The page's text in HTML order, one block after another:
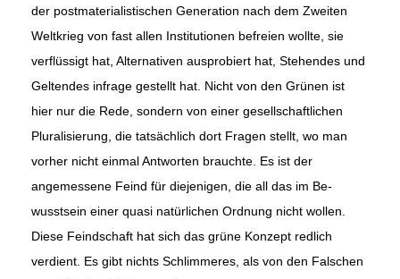
der postmaterialistischen Generation nach dem Zweiten
Weltkrieg von fast allen Institutionen be­freien wollte, sie
verflüssigt hat, Alternativen ausprobiert hat, Stehendes und
Geltendes infrage gestellt hat. Nicht von den Grünen ist
hier nur die Rede, sondern von einer gesellschaftlichen
Pluralisierung, die tatsächlich dort Fragen stellt, wo man
vorher nicht einmal Antworten brauchte. Es ist der
angemessene Feind für diejenigen, die all das im Be­
wusstsein einer quasi natürlichen Ordnung nicht wollen.
Diese Feind­schaft hat sich das grüne Konzept redlich
verdient. Es gibt nichts Schlim­meres, als von den Falschen